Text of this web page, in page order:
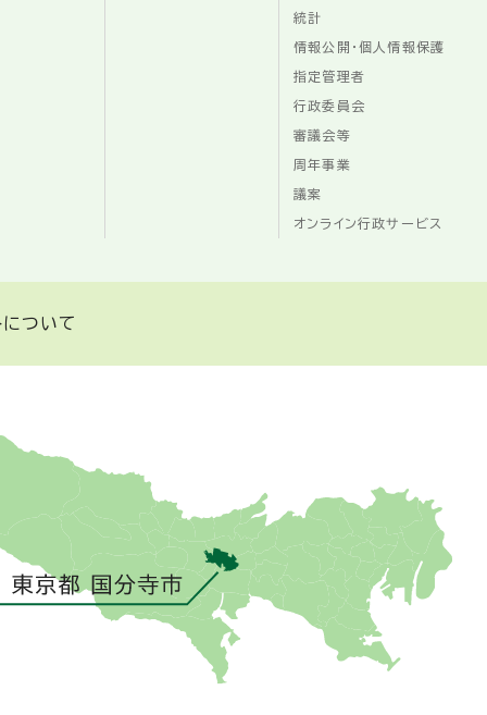
統計
情報公開・個人情報保護
指定管理者
行政委員会
審議会等
周年事業
議案
オンライン行政サービス
について